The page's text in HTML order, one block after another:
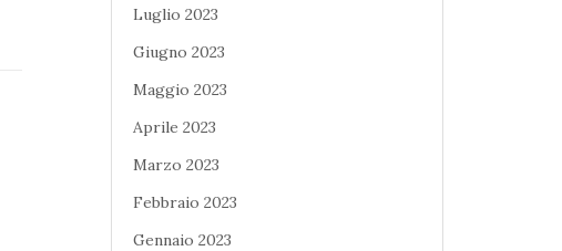
Luglio 2023
Giugno 2023
Maggio 2023
Aprile 2023
Marzo 2023
Febbraio 2023
Gennaio 2023